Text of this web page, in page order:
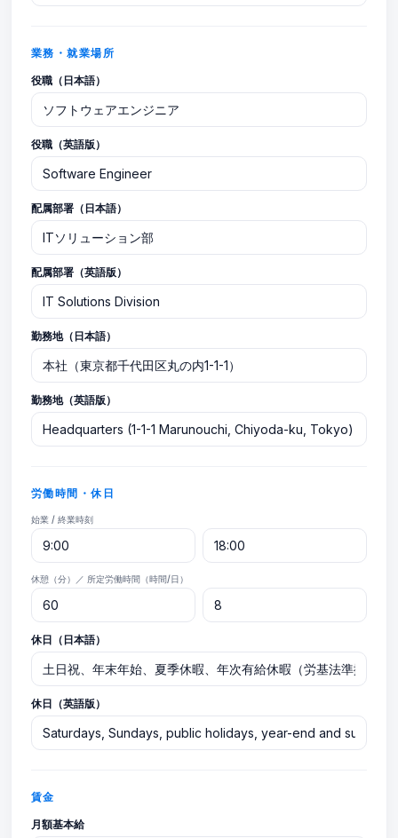
業務・就業場所
役職（日本語）
役職（英語版）
配属部署（日本語）
配属部署（英語版）
勤務地（日本語）
勤務地（英語版）
労働時間・休日
始業 / 終業時刻
休憩（分）／ 所定労働時間（時間/日）
休日（日本語）
休日（英語版）
賃金
月額基本給